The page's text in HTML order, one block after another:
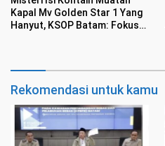
Kapal Mv Golden Star 1 Yang
Hanyut, KSOP Batam: Fokus
Rekomendasi untuk kamu